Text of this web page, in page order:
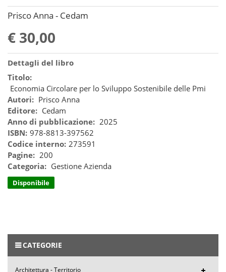
Prisco Anna - Cedam
€ 30,00
Dettagli del libro
Titolo:
Economia Circolare per lo Sviluppo Sostenibile delle Pmi
Autori: Prisco Anna
Editore: Cedam
Anno di pubblicazione: 2025
ISBN: 978-8813-397562
Codice interno: 273591
Pagine: 200
Categoria: Gestione Azienda
Disponibile
CATEGORIE
Architettura - Territorio